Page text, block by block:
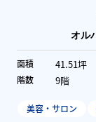
41.51
美容・サロン